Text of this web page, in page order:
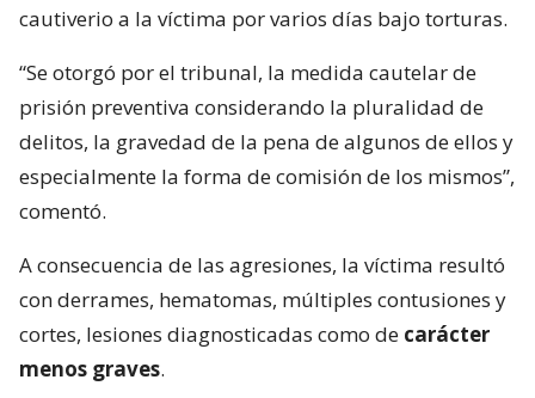
cautiverio a la víctima por varios días bajo torturas.
“Se otorgó por el tribunal, la medida cautelar de
prisión preventiva considerando la pluralidad de
delitos, la gravedad de la pena de algunos de ellos y
especialmente la forma de comisión de los mismos”,
comentó.
A consecuencia de las agresiones, la víctima resultó
con derrames, hematomas, múltiples contusiones y
cortes, lesiones diagnosticadas como de carácter
menos graves.